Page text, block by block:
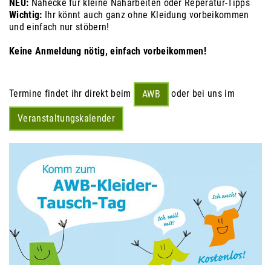
NEU: Nähecke für kleine Näharbeiten oder Reperatur-Tipps
Wichtig: Ihr könnt auch ganz ohne Kleidung vorbeikommen
und einfach nur stöbern!
Keine Anmeldung nötig, einfach vorbeikommen!
Termine findet ihr direkt beim AWB oder bei uns im
Veranstaltungskalender